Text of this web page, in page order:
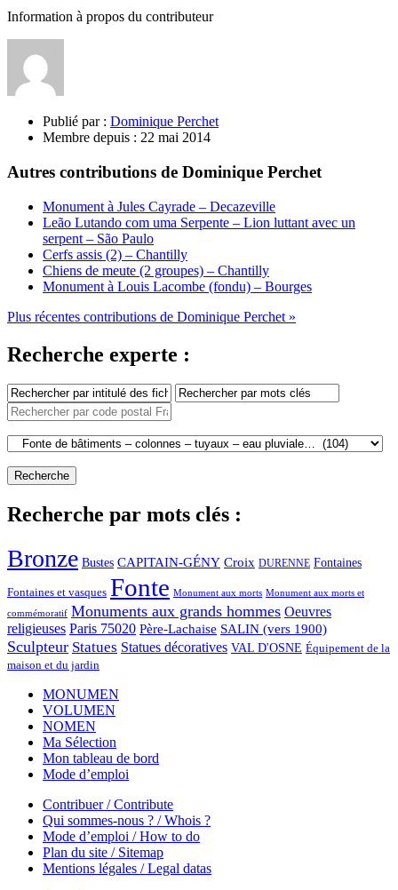
Information à propos du contributeur
Publié par : Dominique Perchet
Membre depuis : 22 mai 2014
Autres contributions de Dominique Perchet
Monument à Jules Cayrade – Decazeville
Leão Lutando com uma Serpente – Lion luttant avec un
serpent – São Paulo
Cerfs assis (2) – Chantilly
Chiens de meute (2 groupes) – Chantilly
Monument à Louis Lacombe (fondu) – Bourges
Plus récentes contributions de Dominique Perchet »
Recherche experte :
Recherche par mots clés :
Bronze Bustes CAPITAIN-GÉNY Croix DURENNE Fontaines
Fontaines et vasques Fonte Monument aux morts Monument aux morts et
commémoratif Monuments aux grands hommes Oeuvres
religieuses Paris 75020 Père-Lachaise SALIN (vers 1900)
Sculpteur Statues Statues décoratives VAL D'OSNE Équipement de la
maison et du jardin
MONUMEN
VOLUMEN
NOMEN
Ma Sélection
Mon tableau de bord
Mode d’emploi
Contribuer / Contribute
Qui sommes-nous ? / Whois ?
Mode d’emploi / How to do
Plan du site / Sitemap
Mentions légales / Legal datas